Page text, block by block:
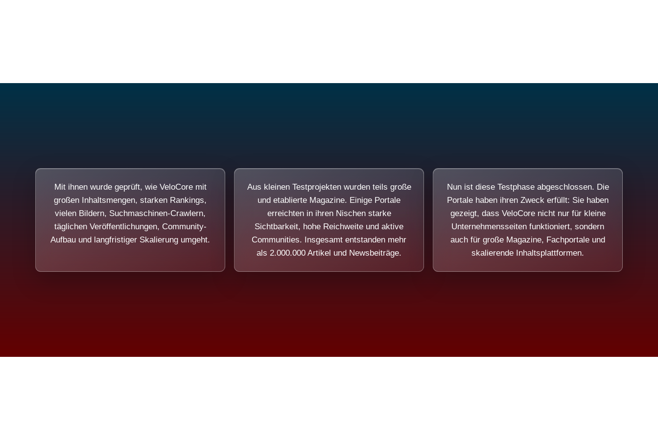
Mit ihnen wurde geprüft, wie VeloCore mit
großen Inhaltsmengen, starken Rankings,
vielen Bildern, Suchmaschinen-Crawlern,
täglichen Veröffentlichungen, Community-
Aufbau und langfristiger Skalierung umgeht.
Aus kleinen Testprojekten wurden teils große
und etablierte Magazine. Einige Portale
erreichten in ihren Nischen starke
Sichtbarkeit, hohe Reichweite und aktive
Communities. Insgesamt entstanden mehr
als 2.000.000 Artikel und Newsbeiträge.
Nun ist diese Testphase abgeschlossen. Die
Portale haben ihren Zweck erfüllt: Sie haben
gezeigt, dass VeloCore nicht nur für kleine
Unternehmensseiten funktioniert, sondern
auch für große Magazine, Fachportale und
skalierende Inhaltsplattformen.